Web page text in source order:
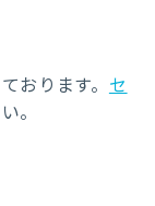
おります。 セ
。